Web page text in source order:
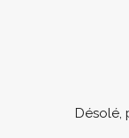
Désolé,